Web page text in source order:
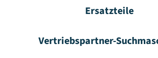
Ersatzteile
Vertriebspartner-